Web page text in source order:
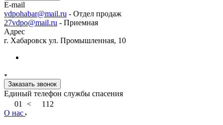
E-mail
vdpohabar@mail.ru - Отдел продаж
27vdpo@mail.ru - Приемная
Адрес
г. Хабаровск ул. Промышленная, 10
Заказать звонок
Единый телефон службы спасения
01
<
112
О нас